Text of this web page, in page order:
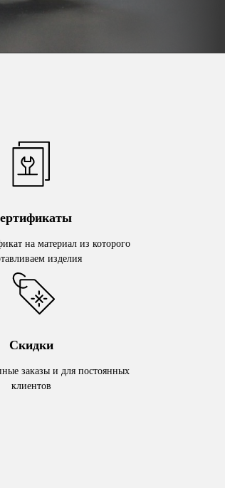
на материал из которого
изделия
Скидки
заказы и для постоянных
клиентов